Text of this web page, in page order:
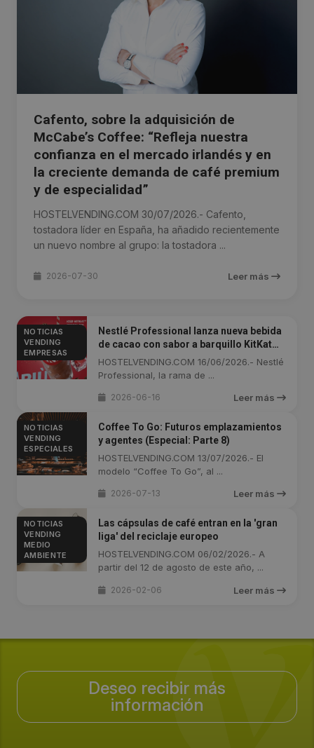
Cafento, sobre la adquisición de
McCabe’s Coffee: “Refleja nuestra
confianza en el mercado irlandés y en
la creciente demanda de café premium
y de especialidad”
HOSTELVENDING.COM 30/07/2026.- Cafento,
tostadora líder en España, ha añadido recientemente
un nuevo nombre al grupo: la tostadora ...
2026-07-30 Leer más
NOTICIAS
VENDING
EMPRESAS
Nestlé Professional lanza nueva bebida
de cacao con sabor a barquillo KitKat®
para el sector horeca
HOSTELVENDING.COM 16/06/2026.- Nestlé
Professional, la rama de ...
2026-06-16 Leer más
NOTICIAS
VENDING
ESPECIALES
Coffee To Go: Futuros emplazamientos
y agentes (Especial: Parte 8)
HOSTELVENDING.COM 13/07/2026.- El
modelo “Coffee To Go”, al ...
2026-07-13 Leer más
NOTICIAS
VENDING
MEDIO
AMBIENTE
Las cápsulas de café entran en la 'gran
liga' del reciclaje europeo
HOSTELVENDING.COM 06/02/2026.- A
partir del 12 de agosto de este año, ...
2026-02-06 Leer más
Deseo recibir más
información